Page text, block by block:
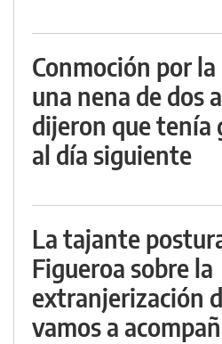
Conmoción por
una nena de dos
dijeron que tenía
al día siguiente
La tajante
Figueroa sobre la
extranjerización
vamos a